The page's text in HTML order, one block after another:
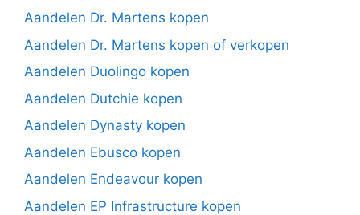
Aandelen Dr. Martens kopen
Aandelen Dr. Martens kopen of verkopen
Aandelen Duolingo kopen
Aandelen Dutchie kopen
Aandelen Dynasty kopen
Aandelen Ebusco kopen
Aandelen Endeavour kopen
Aandelen EP Infrastructure kopen